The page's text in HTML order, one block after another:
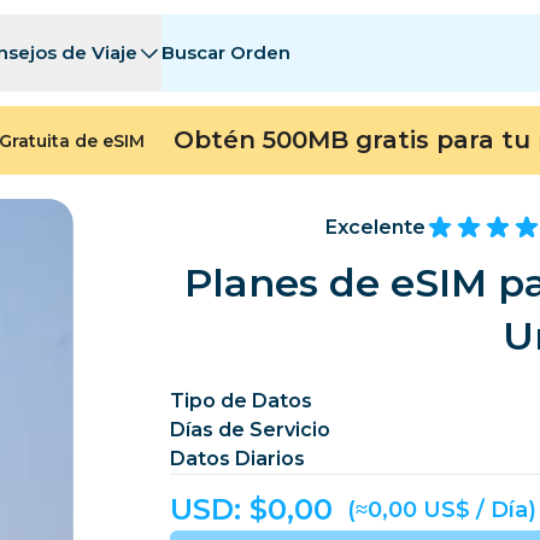
de Viaje Buscar Orden
Andorra
Bermudas
Costa Rica
Dinamarca Dominica
Europa
de eSIM Obtén 500MB gratis para tu
Excelente
Planes de eSIM
Tipo de Datos
Días de Servicio
Datos Diarios
USD: $0,00 (≈0,00 US$ / Día)